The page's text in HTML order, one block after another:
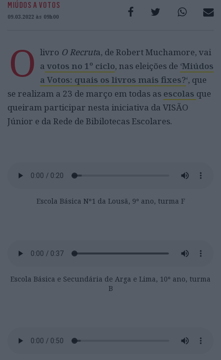
MIÚDOS A VOTOS
09.03.2022 às 09h00
O livro O Recruta, de Robert Muchamore, vai
a votos no 1º ciclo, nas eleições de ‘Miúdos
a Votos: quais os livros mais fixes?‘, que
se realizam a 23 de março em todas as escolas que
queiram participar nesta iniciativa da VISÃO
Júnior e da Rede de Bibilotecas Escolares.
Escola Básica Nº1 da Lousã, 9º ano, turma F
Escola Básica e Secundária de Arga e Lima, 10º ano, turma
B